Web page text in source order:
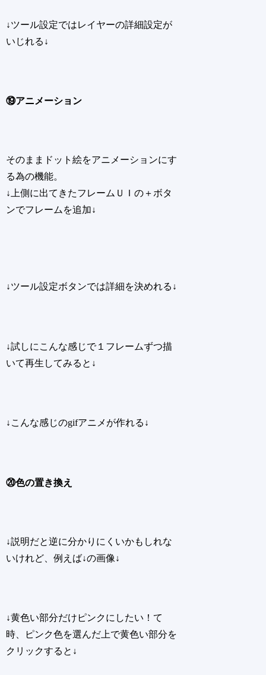
↓ツール設定ではレイヤーの詳細設定が
いじれる↓
⑲アニメーション
そのままドット絵をアニメーションにす
る為の機能。
↓上側に出てきたフレームＵＩの＋ボタ
ンでフレームを追加↓
↓ツール設定ボタンでは詳細を決めれる↓
↓試しにこんな感じで１フレームずつ描
いて再生してみると↓
↓こんな感じのgifアニメが作れる↓
⑳色の置き換え
↓説明だと逆に分かりにくいかもしれな
いけれど、例えば↓の画像↓
↓黄色い部分だけピンクにしたい！て
時、ピンク色を選んだ上で黄色い部分を
クリックすると↓